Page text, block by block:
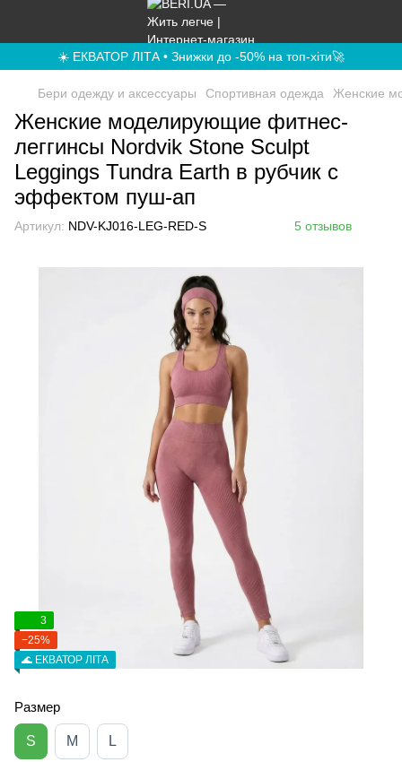
☀️ ЕКВАТОР ЛІТА • Знижки до -50% на топ-хіти🚀
Бери одежду и аксессуары Спортивная одежда Женские
Женские моделирующие фитнес-
леггинсы Nordvik Stone Sculpt
Leggings Tundra Earth в рубчик с
эффектом пуш-ап
Артикул: NDV-KJ016-LEG-RED-S 5 отзывов
3
−25%
🌊 ЕКВАТОР ЛІТА
Размер
S M L